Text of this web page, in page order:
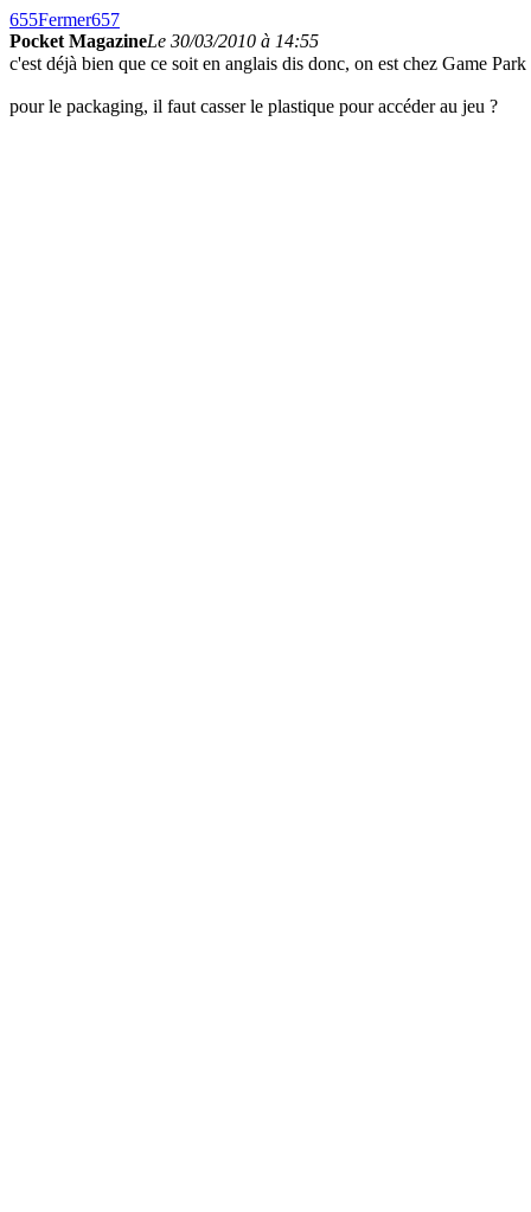
655Fermer657
Pocket MagazineLe 30/03/2010 à 14:55
c'est déjà bien que ce soit en anglais dis donc, on est chez Game
pour le packaging, il faut casser le plastique pour accéder au jeu ?